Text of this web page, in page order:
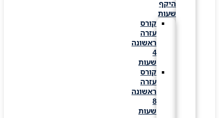
היקף
שעות
קורס
עזרה
ראשונה
שעות
קורס
עזרה
ראשונה
שעות